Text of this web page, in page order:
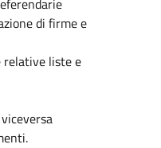
di firme e
relative liste e